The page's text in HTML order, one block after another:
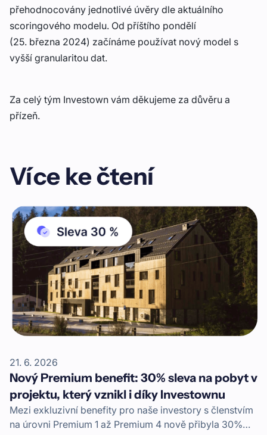
přehodnocovány jednotlivé úvěry dle aktuálního
scoringového modelu. Od příštího pondělí
(25. března 2024) začínáme používat nový model s
vyšší granularitou dat.
Za celý tým Investown vám děkujeme za důvěru a
přízeň.
Více ke čtení
21. 6. 2026
Nový Premium benefit: 30% sleva na pobyt v
projektu, který vznikl i díky Investownu
Mezi exkluzivní benefity pro naše investory s členstvím
na úrovni Premium 1 až Premium 4 nově přibyla 30%